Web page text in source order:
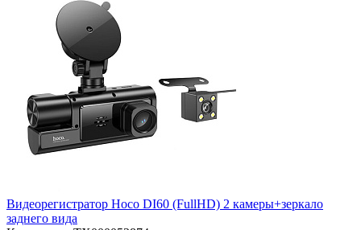
Видеорегистратор Hoco DI60 (FullHD) 2 камеры+зеркало
заднего вида